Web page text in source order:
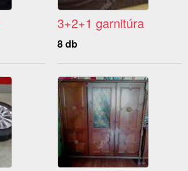
3+2+1 garnitúra
8 db